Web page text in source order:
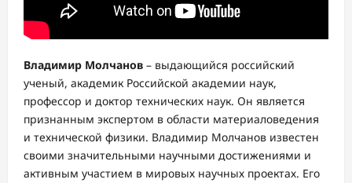
Владимир Молчанов – выдающийся российский
ученый, академик Российской академии наук,
профессор и доктор технических наук. Он является
признанным экспертом в области материаловедения
и технической физики. Владимир Молчанов известен
своими значительными научными достижениями и
активным участием в мировых научных проектах. Его